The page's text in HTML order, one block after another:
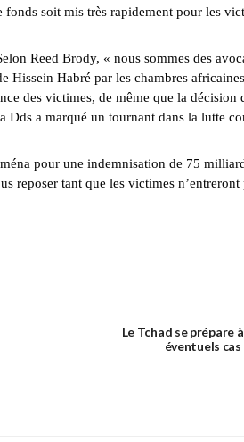
soit mis très rapidement pour les
Reed Brody, « nous sommes des
Hissein Habré par les chambres
des victimes, de même que la
Dds a marqué un tournant dans la lutte
pour une indemnisation de 75
reposer tant que les victimes
Le Tchad se prépare
éventuels